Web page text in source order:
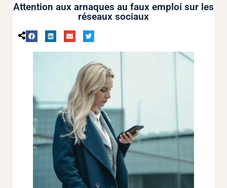
Attention aux arnaques au faux emploi sur les
réseaux sociaux